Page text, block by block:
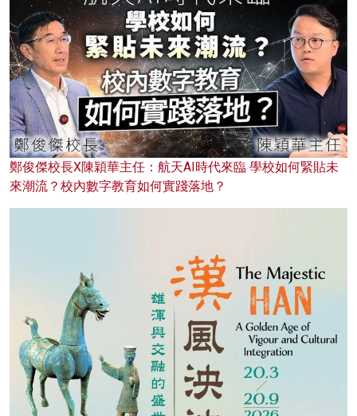
鄭俊傑校長X陳穎華主任：航天AI時代來臨 學校如何緊貼未
來潮流？校內數字教育如何實踐落地？